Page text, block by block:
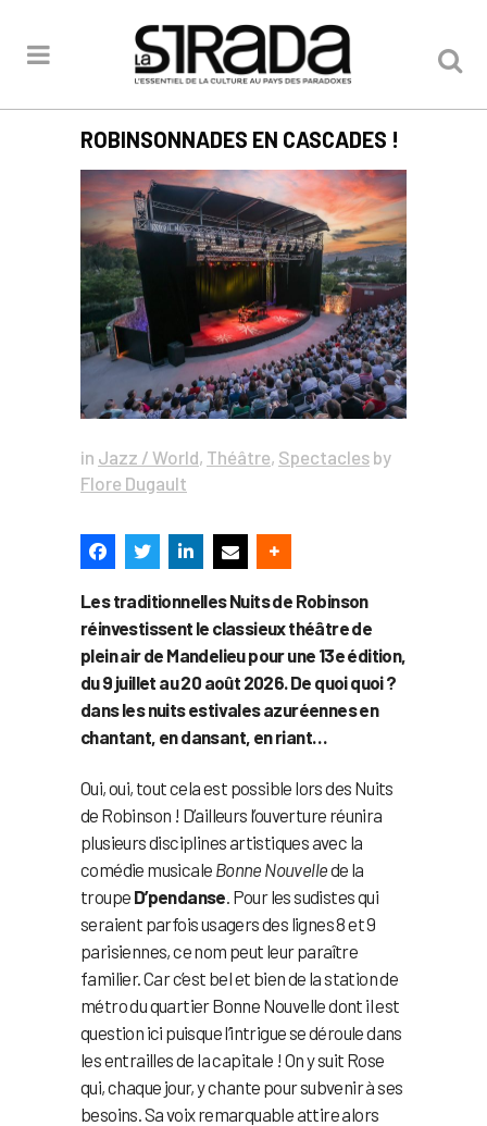
ROBINSONNADES EN CASCADES !
in Jazz / World, Théâtre, Spectacles by
Flore Dugault
Les traditionnelles Nuits de Robinson
réinvestissent le classieux théâtre de
plein air de Mandelieu pour une 13e édition,
du 9 juillet au 20 août 2026. De quoi quoi ?
dans les nuits estivales azuréennes en
chantant, en dansant, en riant…
Oui, oui, tout cela est possible lors des Nuits
de Robinson ! D’ailleurs l’ouverture réunira
plusieurs disciplines artistiques avec la
comédie musicale Bonne Nouvellede la
troupe D’pendanse. Pour les sudistes qui
seraient parfois usagers des lignes 8 et 9
parisiennes, ce nom peut leur paraître
familier. Car c’est bel et bien de la station de
métro du quartier Bonne Nouvelle dont il est
question ici puisque l’intrigue se déroule dans
les entrailles de la capitale ! On y suit Rose
qui, chaque jour, y chante pour subvenir à ses
besoins. Sa voix remarquable attire alors